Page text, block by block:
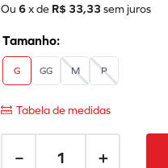
Ou6x de R$ 33,33 sem juros
G GG M P
Tabela de medidas
＋
－